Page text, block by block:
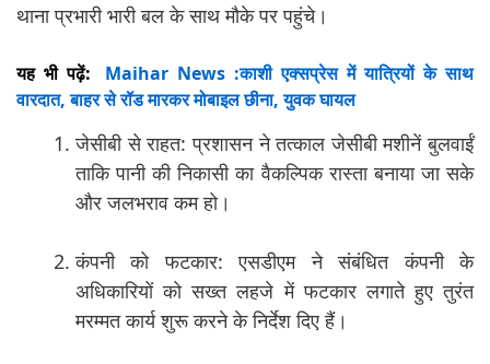
थाना प्रभारी भारी बल के साथ मौके पर पहुंचे।
यह भी पढ़ें:
Maihar News :काशी एक्सप्रेस में यात्रियों के साथ
वारदात, बाहर से रॉड मारकर मोबाइल छीना, युवक घायल
जेसीबी से राहत: प्रशासन ने तत्काल जेसीबी मशीनें बुलवाईं
ताकि पानी की निकासी का वैकल्पिक रास्ता बनाया जा सके
और जलभराव कम हो।
कंपनी को फटकार: एसडीएम ने संबंधित कंपनी के
अधिकारियों को सख्त लहजे में फटकार लगाते हुए तुरंत
मरम्मत कार्य शुरू करने के निर्देश दिए हैं।